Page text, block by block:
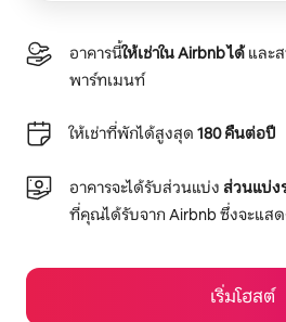
อาคารนี้ให้เช่าใน Airbnb ได้ และ
พาร์ทเมนท์
ให้เช่าที่พักได้สูงสุด 180 คืนต่อปี
อาคารจะได้รับส่วนแบ่ง ส่วนแบ่ง
ที่คุณได้รับจาก Airbnb ซึ่งจะแส
เริ่มโฮสต์